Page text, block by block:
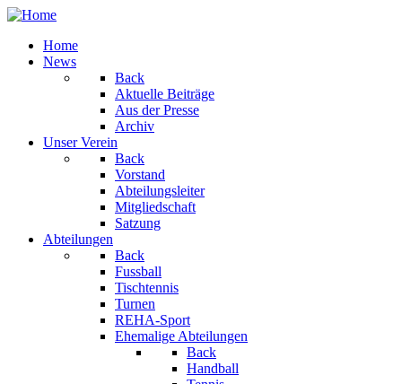
Home
News
Back
Aktuelle Beiträge
Aus der Presse
Archiv
Unser Verein
Back
Vorstand
Abteilungsleiter
Mitgliedschaft
Satzung
Abteilungen
Back
Fussball
Tischtennis
Turnen
REHA-Sport
Ehemalige Abteilungen
Back
Handball